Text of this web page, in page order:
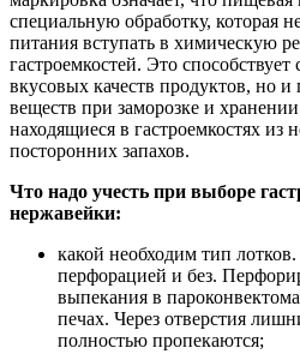
специальную обработку, которая
питания вступать в химическую
гастроемкостей. Это
вкусовых качеств продуктов, но
веществ при заморозке и
находящиеся в гастроемкостях
посторонних запахов.
Что надо учесть при выборе
нержавейки:
какой необходим тип
перфорацией и без.
выпекания в
печах. Через отверстия
полностью пропекаются;